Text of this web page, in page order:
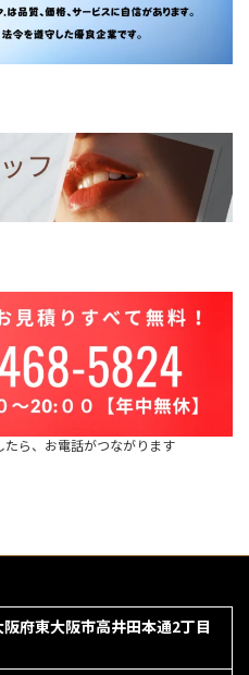
ら、お電話がつながります
府東大阪市高井田本通2丁目